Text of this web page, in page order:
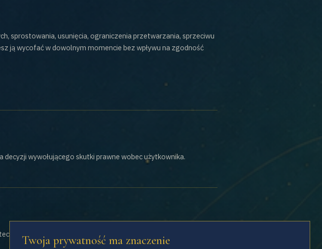
sprostowania, usunięcia, ograniczenia przetwarzania, sprzeciwu
ją wycofać w dowolnym momencie bez wpływu na zgodność
wywołującego skutki prawne wobec użytkownika.
lub operacyjne. Najnowsza wersja jest zawsze
Twoja prywatność ma znaczenie